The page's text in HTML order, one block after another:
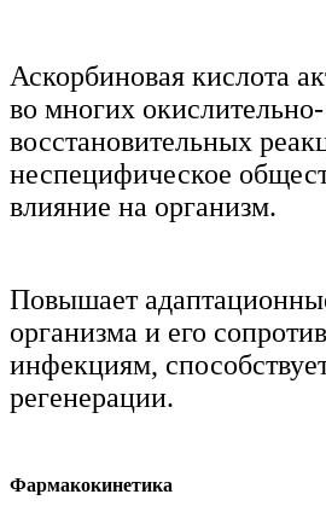
Аскорбиновая кислота
во многих окислительно-
восстановительных
неспецифическое
влияние на организм.
Повышает
организма и его
инфекциям,
регенерации.
Фармакокинетика